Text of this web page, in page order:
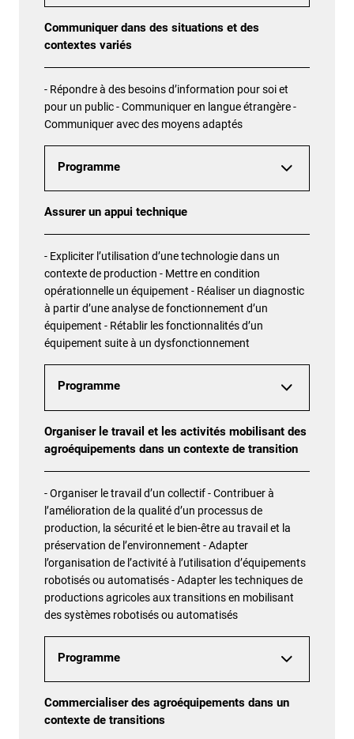
Communiquer dans des situations et des
contextes variés
- Répondre à des besoins d’information pour soi et
pour un public - Communiquer en langue étrangère -
Communiquer avec des moyens adaptés
Programme
Assurer un appui technique
- Expliciter l’utilisation d’une technologie dans un
contexte de production - Mettre en condition
opérationnelle un équipement - Réaliser un diagnostic
à partir d’une analyse de fonctionnement d’un
équipement - Rétablir les fonctionnalités d’un
équipement suite à un dysfonctionnement
Programme
Organiser le travail et les activités mobilisant des
agroéquipements dans un contexte de transition
- Organiser le travail d’un collectif - Contribuer à
l’amélioration de la qualité d’un processus de
production, la sécurité et le bien-être au travail et la
préservation de l’environnement - Adapter
l’organisation de l’activité à l’utilisation d’équipements
robotisés ou automatisés - Adapter les techniques de
productions agricoles aux transitions en mobilisant
des systèmes robotisés ou automatisés
Programme
Commercialiser des agroéquipements dans un
contexte de transitions